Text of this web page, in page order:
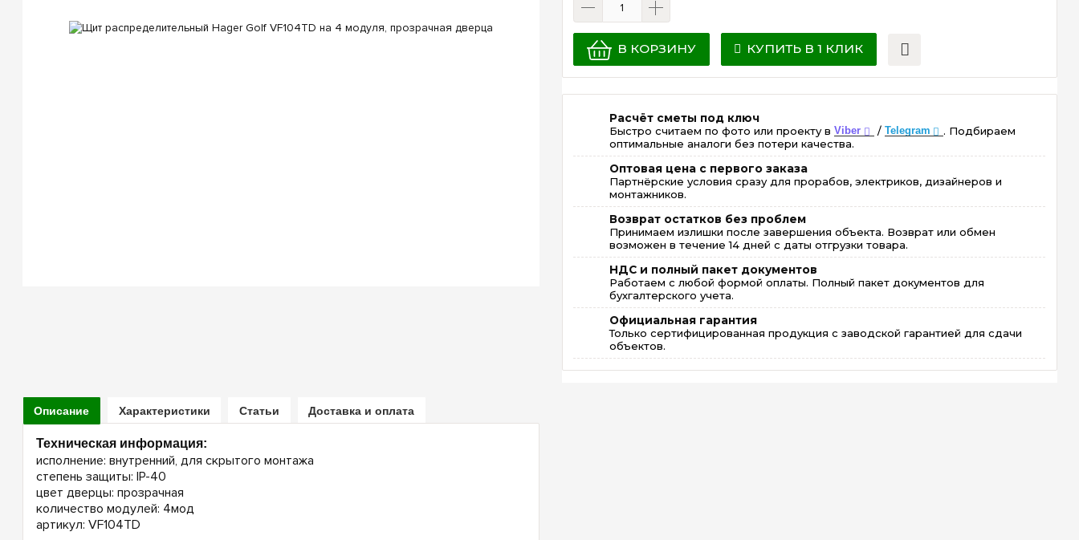
В КОРЗИНУ КУПИТЬ В 1 КЛИК
Расчёт сметы под ключ
Быстро считаем по фото или проекту вViber / Telegram
. Подбираем
оптимальные аналоги без потери качества.
Оптовая цена с первого заказа
Партнёрские условия сразу для прорабов, электриков, дизайнеров и
монтажников.
Возврат остатков без проблем
Принимаем излишки после завершения объекта. Возврат или обмен
возможен в течение 14 дней с даты отгрузки товара.
НДС и полный пакет документов
Работаем с любой формой оплаты. Полный пакет документов для
бухгалтерского учета.
Официальная гарантия
Только сертифицированная продукция с заводской гарантией для сдачи
объектов.
Описание Характеристики Статьи Доставка и оплата
Техническая информация:
исполнение: внутренний, для скрытого монтажа
степень защиты: IP-40
цвет дверцы: прозрачная
количество модулей: 4мод
артикул: VF104TD